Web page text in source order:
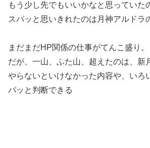
もう少し先でもいいかなと思っていた
スパッと思いきれたのは月神アルドラ
まだまだHP関係の仕事がてんこ盛り。
だが、一山、ふた山、超えたのは、新
やらないといけなかった内容や、いろ
パッと判断できる